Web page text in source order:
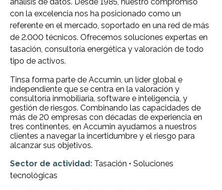
con la excelencia nos ha posicionado como un
referente en el mercado, soportado en una red de más
de 2.000 técnicos. Ofrecemos soluciones expertas en
tasación, consultoría energética y valoración de todo
tipo de activos.
Tinsa forma parte de Accumin, un líder global e
independiente que se centra en la valoración y
consultoría inmobiliaria, software e inteligencia, y
gestión de riesgos. Combinando las capacidades de
más de 20 empresas con décadas de experiencia en
tres continentes, en Accumin ayudamos a nuestros
clientes a navegar la incertidumbre y el riesgo para
alcanzar sus objetivos.
Sector de actividad: Tasación • Soluciones
tecnológicas